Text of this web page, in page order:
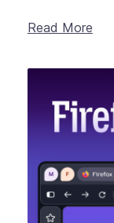
Read More